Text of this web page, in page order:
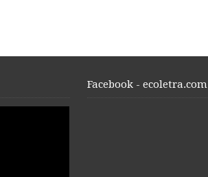
Facebook - ecoletra.com